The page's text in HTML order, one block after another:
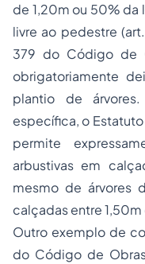
de 1,20m ou 50% da
livre ao pedestre
379 do Código de
obrigatoriamente
plantio de
específica, o Estatuto
permite
arbustivas em
mesmo de árvores
calçadas entre 1,50m
Outro exemplo de
do Código de